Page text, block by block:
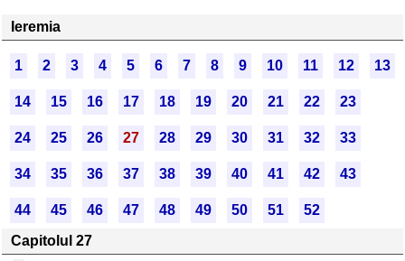
Ieremia
1 2 3 4 5 6 7 8 9 10 11 12 13
14 15 16 17 18 19 20 21 22 23
24 25 26 27 28 29 30 31 32 33
34 35 36 37 38 39 40 41 42 43
44 45 46 47 48 49 50 51
52
Capitolul 27